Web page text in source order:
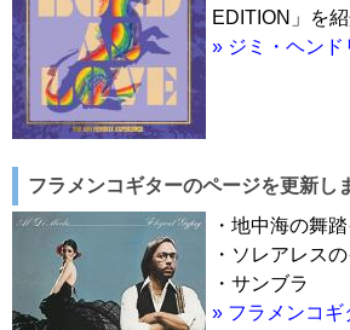
EDITION」を紹
» ジミ・ヘン
フラメンコギターのページを更新し
・地中海の舞
・ソレアレス
・サンブラ
» フラメンコギ